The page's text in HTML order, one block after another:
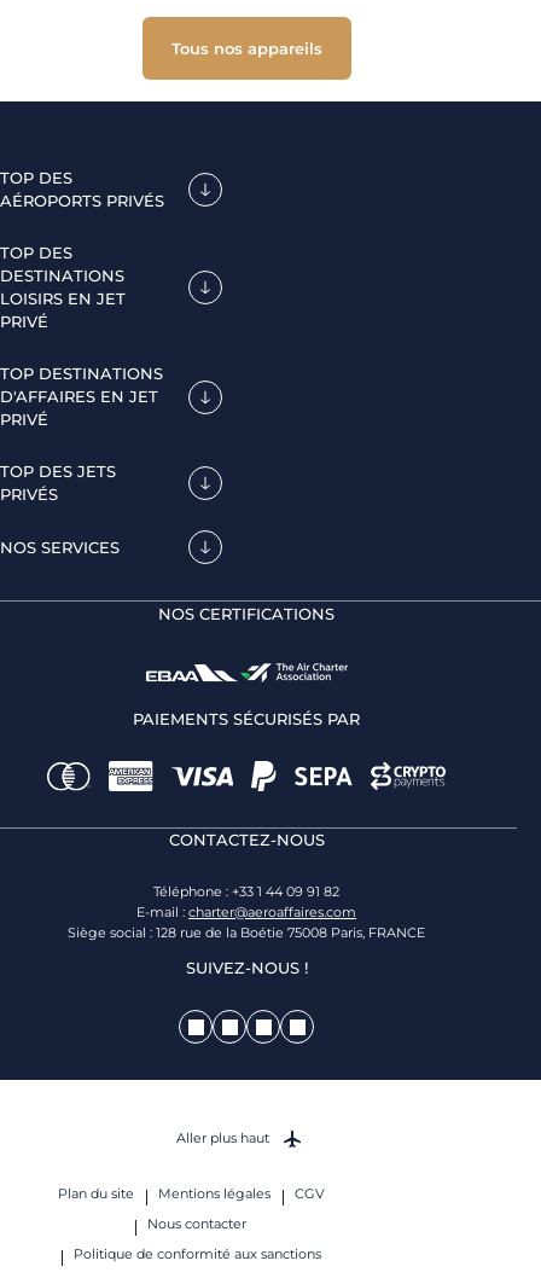
Tous nos appareils
TOP DES
AÉROPORTS PRIVÉS
TOP DES
DESTINATIONS
LOISIRS EN JET
PRIVÉ
TOP DESTINATIONS
D'AFFAIRES EN JET
PRIVÉ
TOP DES JETS
PRIVÉS
NOS SERVICES
NOS CERTIFICATIONS
PAIEMENTS SÉCURISÉS PAR
CONTACTEZ-NOUS
Téléphone : +33 1 44 09 91 82
E-mail : charter@aeroaffaires.com
Siège social : 128 rue de la Boétie 75008 Paris, FRANCE
SUIVEZ-NOUS !
Plan du site Mentions légales
CGV
Nous contacter
Politique de conformité aux sanctions
Aller plus haut